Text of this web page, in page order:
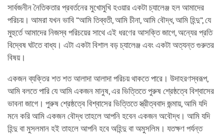
সার্বজনীন নৈতিকতার প্রবর্তনের মুখোমুখি হওয়ার একটা চ্যালেঞ্জ হল আমাদের
পরিচয়। আমরা যখন ভাবি “আমি তিব্বতী, আমি চীনা, আমি বৌদ্ধ, আমি হিন্দু”, যে
মুহুর্তে আমাদের নিজস্ব পরিচয়ের সাথে এই ধরণের আসক্তি জাগে, অন্যের প্রতি
বিদ্বেষ ঘটতে বাধ্য। এটা একটা বিশাল বড় চ্যালেঞ্জ এবং একটা অত্যন্ত গুরুতর
বিষয়।
একজন ব্যক্তির শত শত আলাদা আলাদা পরিচয় থাকতে পারে। উদাহরণস্বরূপ,
আমি বলতে পারি যে আমি একজন মানুষ, এর ভিত্তিতে পুরুষ শ্রেষ্ঠত্বে বিশ্বাসের
ভাবনা জাগে। পুরুষ শ্রেষ্ঠত্বে বিশ্বাসের ভিত্তিতে স্ত্রীত্ববাদ জন্মায়, আমি যদি
মনে করি আমি একজন বৌদ্ধ তাহলে আপনি হবেন একজন অবৌদ্ধ। আমি যদি
হিন্দু বা মুসলমান হই তাহলে আপনি হবে অহিন্দু বা অমুসলিম। যতক্ষণ পর্যন্ত